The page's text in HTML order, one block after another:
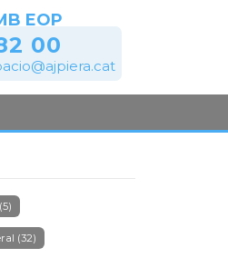
EOP
00
(5)
(32)